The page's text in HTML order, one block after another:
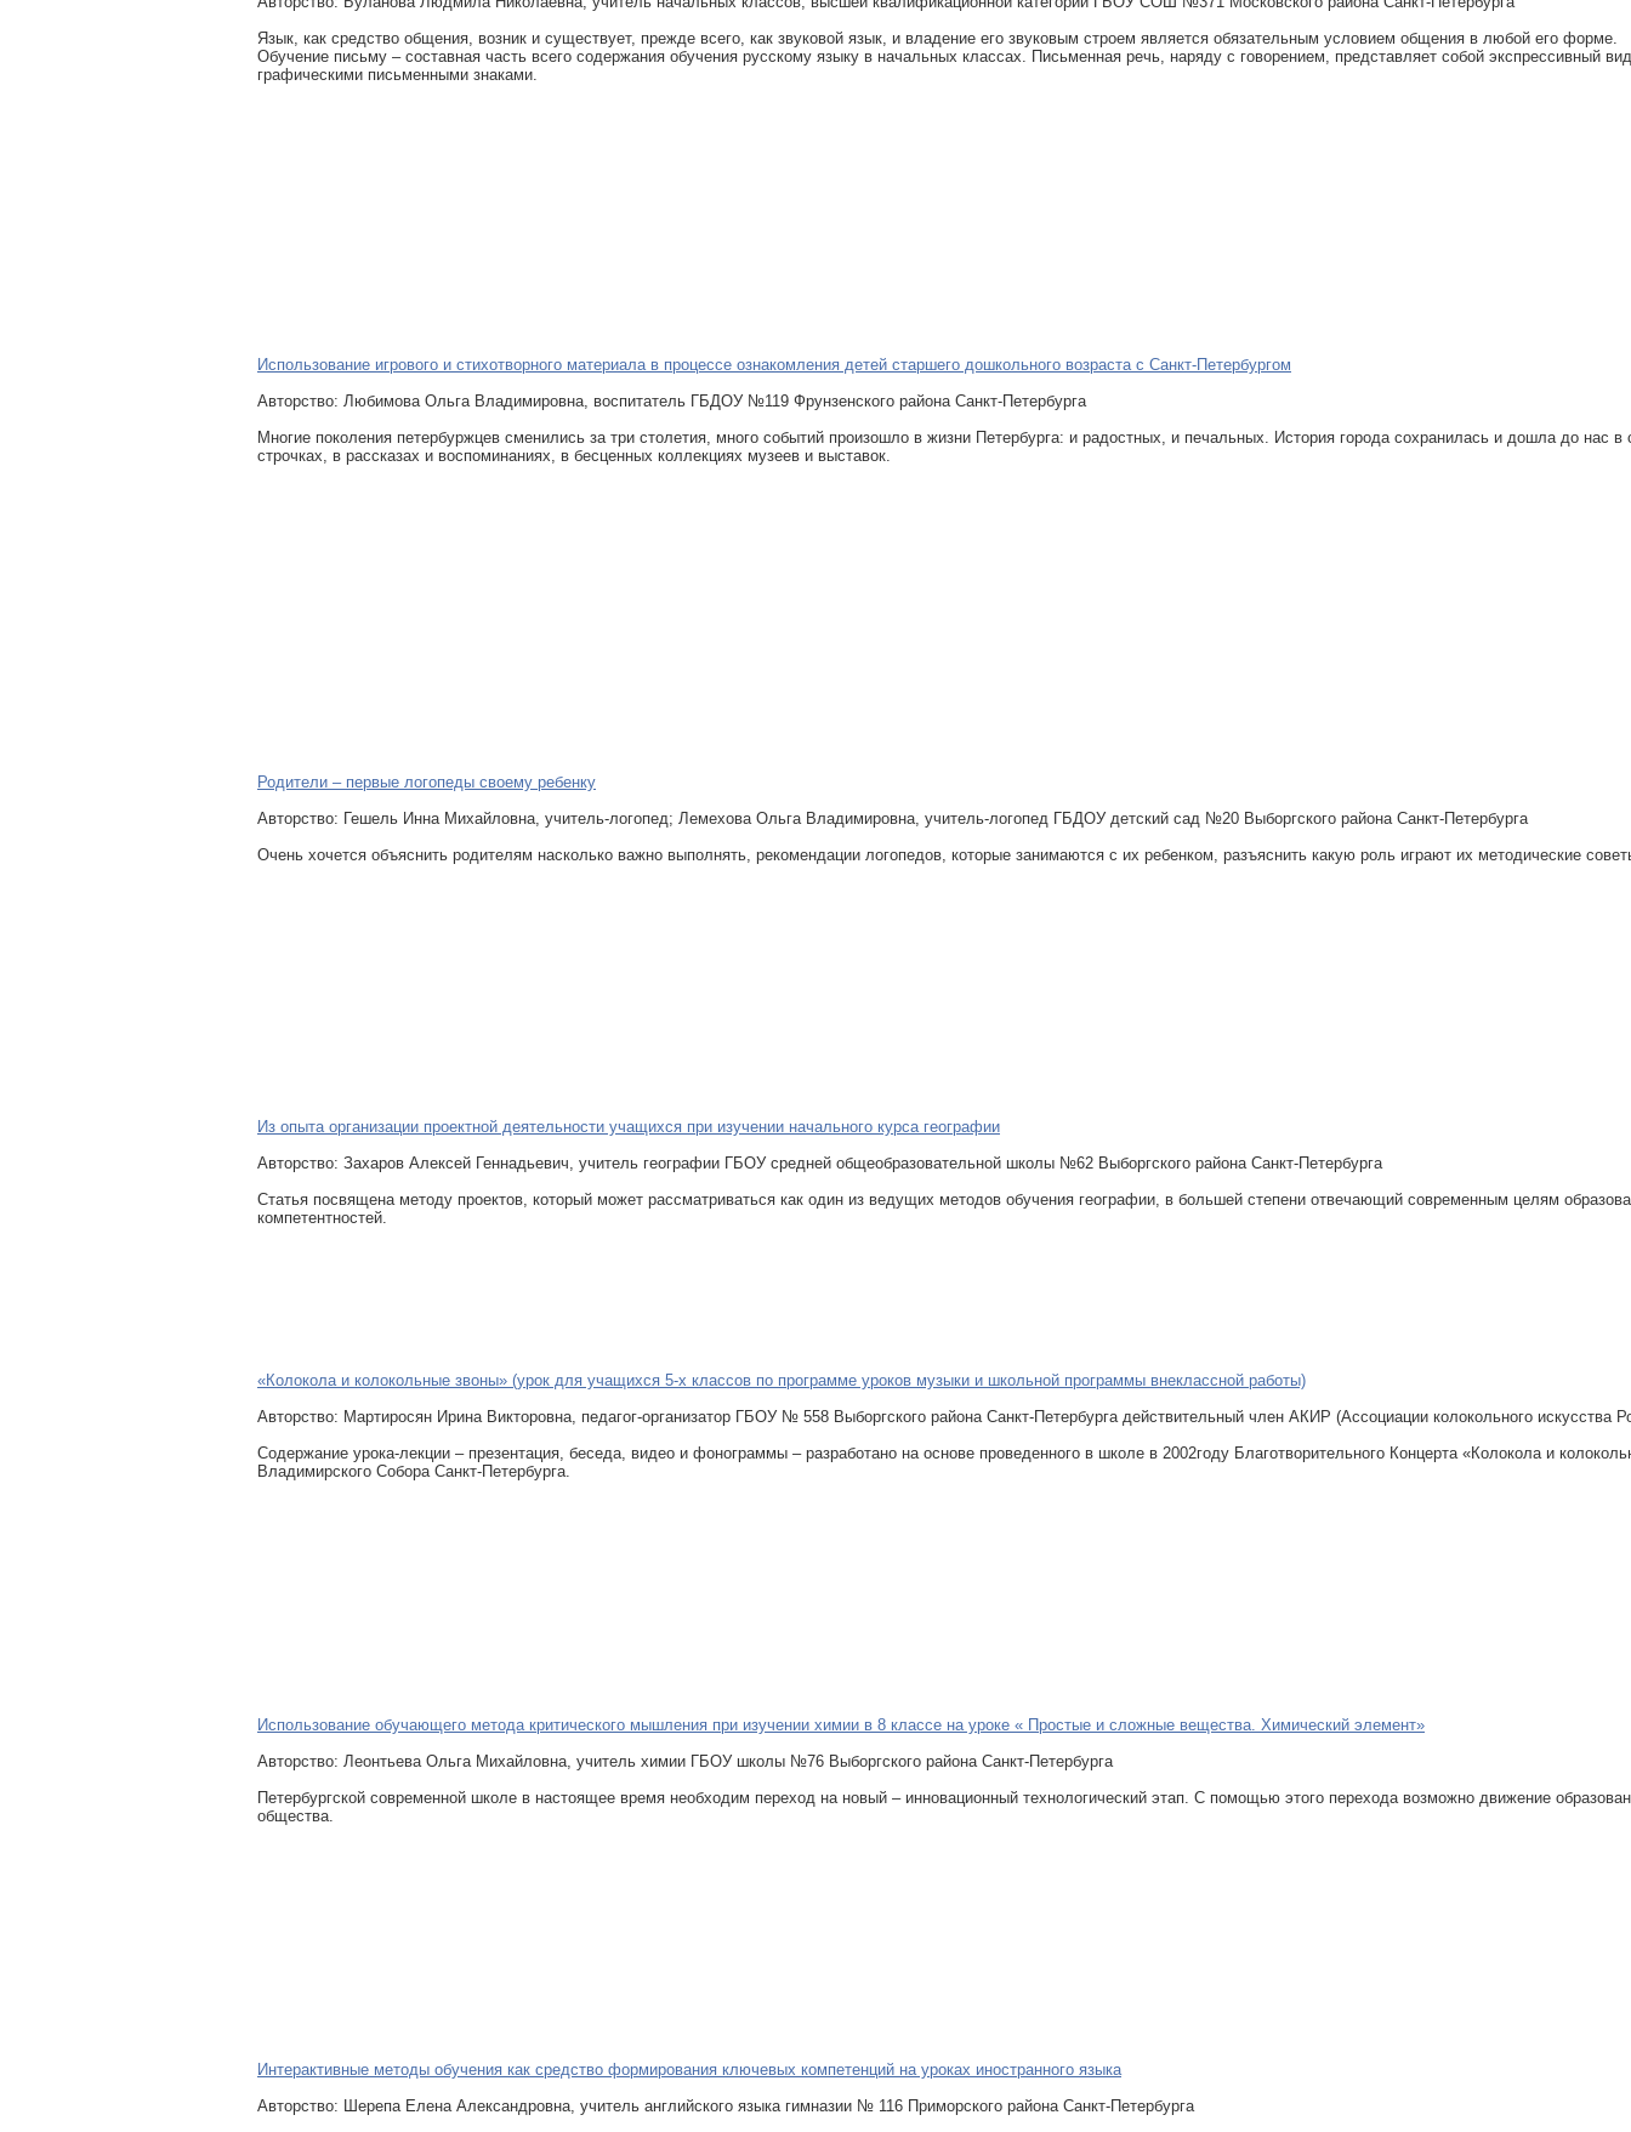
Язык, как средство общения, возник и существует, прежде всего, как звуковой язык, и владение его звуковым строем является обязательным условием общения в любой его форме.
Обучение письму – составная часть всего содержания обучения русскому языку в начальных классах. Письменная речь, наряду с говорением, представляет собой экспрессивный
графическими письменными знаками.
Использование игрового и стихотворного материала в процессе ознакомления детей старшего дошкольного возраста с Санкт-Петербургом
Авторcтво: Любимова Ольга Владимировна, воспитатель ГБДОУ №119 Фрунзенского района Санкт-Петербурга
Многие поколения петербуржцев сменились за три столетия, много событий произошло в жизни Петербурга: и радостных, и печальных. История города сохранилась и дошла до нас
строчках, в рассказах и воспоминаниях, в бесценных коллекциях музеев и выставок.
Родители – первые логопеды своему ребенку
Авторcтво: Гешель Инна Михайловна, учитель-логопед; Лемехова Ольга Владимировна, учитель-логопед ГБДОУ детский сад №20 Выборгского района Санкт-Петербурга
Очень хочется объяснить родителям насколько важно выполнять, рекомендации логопедов, которые занимаются с их ребенком, разъяснить какую роль играют их методические
Из опыта организации проектной деятельности учащихся при изучении начального курса географии
Авторcтво: Захаров Алексей Геннадьевич, учитель географии ГБОУ средней общеобразовательной школы №62 Выборгского района Санкт-Петербурга
Статья посвящена методу проектов, который может рассматриваться как один из ведущих методов обучения географии, в большей степени отвечающий современным целям
компетентностей.
«Колокола и колокольные звоны» (урок для учащихся 5-х классов по программе уроков музыки и школьной программы внеклассной работы)
Авторcтво: Мартиросян Ирина Викторовна, педагог-организатор ГБОУ № 558 Выборгского района Санкт-Петербурга действительный член АКИР (Ассоциации колокольного искусства
Содержание урока-лекции – презентация, беседа, видео и фонограммы – разработано на основе проведенного в школе в 2002году Благотворительного Концерта «Колокола и
Владимирского Собора Санкт-Петербурга.
Использование обучающего метода критического мышления при изучении химии в 8 классе на уроке « Простые и сложные вещества. Химический элемент»
Авторcтво: Леонтьева Ольга Михайловна, учитель химии ГБОУ школы №76 Выборгского района Санкт-Петербурга
Петербургской современной школе в настоящее время необходим переход на новый – инновационный технологический этап. С помощью этого перехода возможно движение
общества.
Интерактивные методы обучения как средство формирования ключевых компетенций на уроках иностранного языка
Авторcтво: Шерепа Елена Александровна, учитель английского языка гимназии № 116 Приморского района Санкт-Петербурга